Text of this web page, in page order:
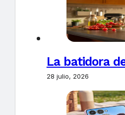
La batidora
28 julio, 2026